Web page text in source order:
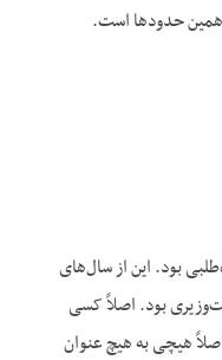
حدودها است.
بود. این از سال‌های
بود. اصلاً کسی
هیچی به هیچ عنوان